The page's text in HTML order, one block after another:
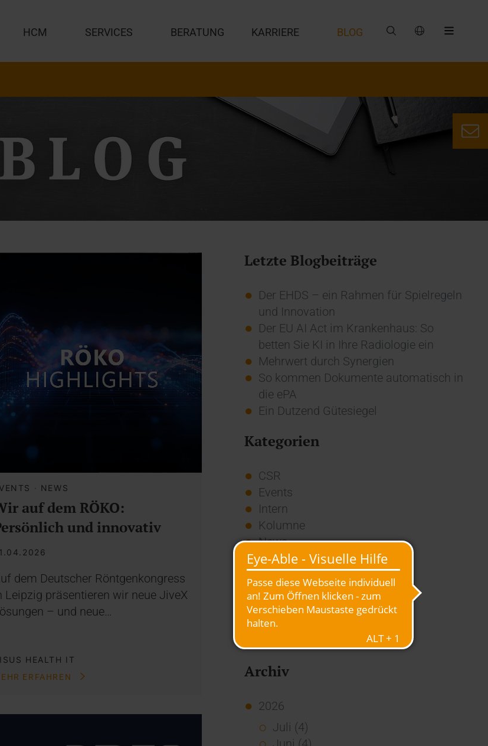
HCM SERVICES BERATUNG KARRIERE BLOG
· NEWS
auf dem RÖKO:
und innovativ
dem Deutscher Röntgenkongress
Leipzig präsentieren wir neue JiveX
– und neue…
HEALTH IT
ERFAHREN
Letzte Blogbeiträge
Der EHDS – ein Rahmen für Spielregeln
und Innovation
Der EU AI Act im Krankenhaus: So
betten Sie KI in Ihre Radiologie ein
Mehrwert durch Synergien
So kommen Dokumente automatisch in
die ePA
Ein Dutzend Gütesiegel
Kategorien
CSR
Events
Intern
Kolumne
News
Overview
Presse
Report
Standard Echo
Stories
Archiv
2026
Juli (4)